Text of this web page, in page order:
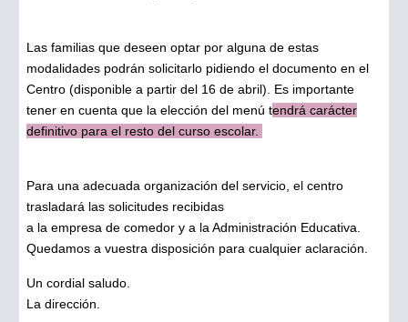
Las familias que deseen optar por alguna de estas
modalidades podrán solicitarlo pidiendo el documento en el
Centro (disponible a partir del 16 de abril). Es importante
tener en cuenta que la elección del menú tendrá carácter
definitivo para el resto del curso escolar.
Para una adecuada organización del servicio, el centro
trasladará las solicitudes recibidas
a la empresa de comedor y a la Administración Educativa.
Quedamos a vuestra disposición para cualquier aclaración.
Un cordial saludo.
La dirección.